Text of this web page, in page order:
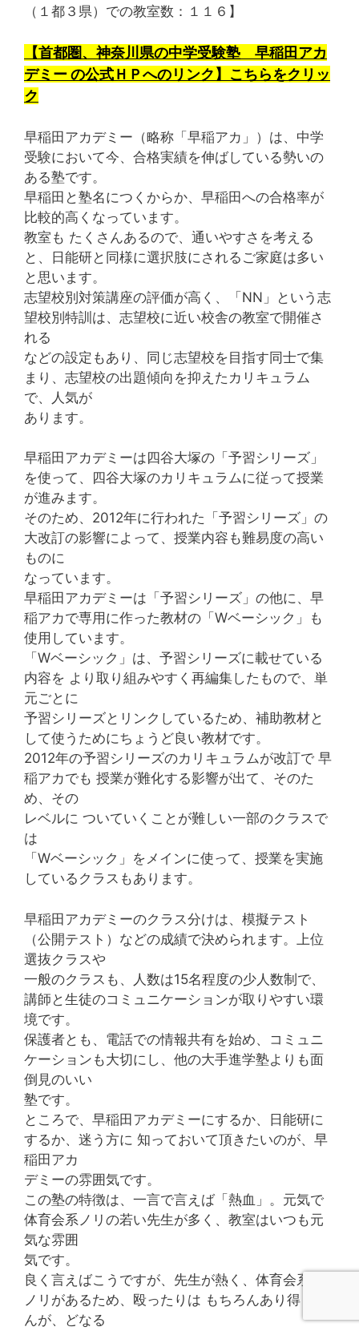
（１都３県）での教室数：１１６】
【首都圏、神奈川県の中学受験塾 早稲田アカ
デミー の公式ＨＰへのリンク】こちらをクリッ
ク
早稲田アカデミー（略称「早稲アカ」）は、中学
受験において今、合格実績を伸ばしている勢いの
ある塾です。
早稲田と塾名につくからか、早稲田への合格率が
比較的高くなっています。
教室も たくさんあるので、通いやすさを考える
と、日能研と同様に選択肢にされるご家庭は多い
と思います。
志望校別対策講座の評価が高く、「NN」という志
望校別特訓は、志望校に近い校舎の教室で開催さ
れる
などの設定もあり、同じ志望校を目指す同士で集
まり、志望校の出題傾向を抑えたカリキュラム
で、人気が
あります。
早稲田アカデミーは四谷大塚の「予習シリーズ」
を使って、四谷大塚のカリキュラムに従って授業
が進みます。
そのため、2012年に行われた「予習シリーズ」の
大改訂の影響によって、授業内容も難易度の高い
ものに
なっています。
早稲田アカデミーは「予習シリーズ」の他に、早
稲アカで専用に作った教材の「Wベーシック」も
使用しています。
「Wベーシック」は、予習シリーズに載せている
内容を より取り組みやすく再編集したもので、単
元ごとに
予習シリーズとリンクしているため、補助教材と
して使うためにちょうど良い教材です。
2012年の予習シリーズのカリキュラムが改訂で 早
稲アカでも 授業が難化する影響が出て、そのた
め、その
レベルに ついていくことが難しい一部のクラスで
は
「Wベーシック」をメインに使って、授業を実施
しているクラスもあります。
早稲田アカデミーのクラス分けは、模擬テスト
（公開テスト）などの成績で決められます。上位
選抜クラスや
一般のクラスも、人数は15名程度の少人数制で、
講師と生徒のコミュニケーションが取りやすい環
境です。
保護者とも、電話での情報共有を始め、コミュニ
ケーションも大切にし、他の大手進学塾よりも面
倒見のいい
塾です。
ところで、早稲田アカデミーにするか、日能研に
するか、迷う方に 知っておいて頂きたいのが、早
稲田アカ
デミーの雰囲気です。
この塾の特徴は、一言で言えば「熱血」。元気で
体育会系ノリの若い先生が多く、教室はいつも元
気な雰囲
気です。
良く言えばこうですが、先生が熱く、体育会系の
ノリがあるため、殴ったりは もちろんあり得ませ
んが、どなる